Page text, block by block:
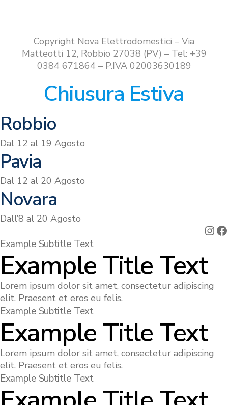
Copyright Nova Elettrodomestici – Via
Matteotti 12, Robbio 27038 (PV) – Tel: +39
0384 671864 – P.IVA 02003630189
Chiusura Estiva
Robbio
Dal 12 al 19 Agosto
Pavia
Dal 12 al 20 Agosto
Novara
Dall’8 al 20 Agosto
Example Subtitle Text
Example Title Text
Lorem ipsum dolor sit amet, consectetur adipiscing
elit. Praesent et eros eu felis.
Example Subtitle Text
Example Title Text
Lorem ipsum dolor sit amet, consectetur adipiscing
elit. Praesent et eros eu felis.
Example Subtitle Text